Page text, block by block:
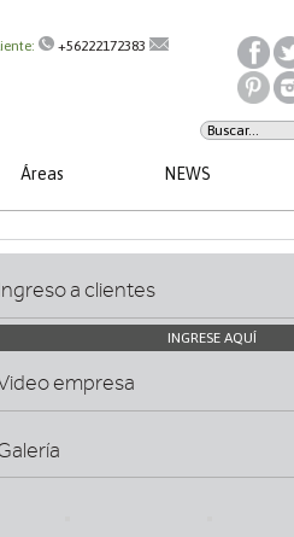
+56222172383
Áreas NEWS
a clientes
INGRESE AQUÍ
empresa